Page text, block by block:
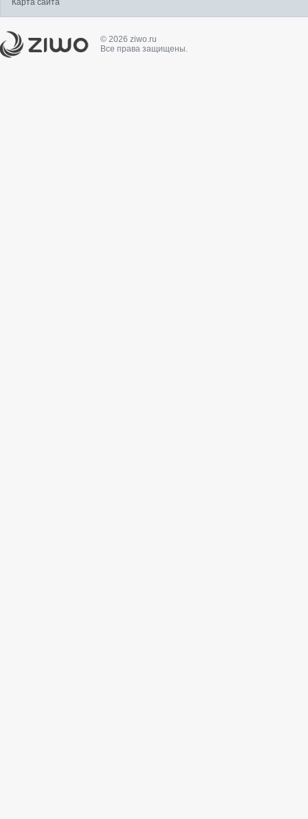
Карта сайта
© 2026 ziwo.ru
Все права защищены.